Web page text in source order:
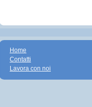
Home
Contatti
Lavora con noi